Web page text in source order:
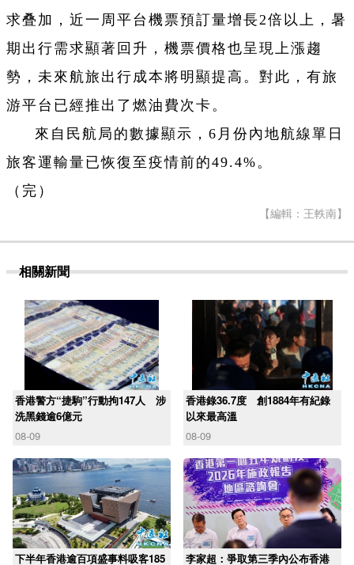
求叠加，近一周平台機票預訂量增長2倍以上，暑
期出行需求顯著回升， 機票價格也呈現上漲趨
勢， 未來航旅出行成本將明顯提高。對此，有旅
游平台已經推出了燃油費次卡。
來自民航局的數據顯示，6月份內地航線單日
旅客運輸量已恢復至疫情前的49.4%。
（完）
【編輯：王軼南】
相關新聞
香港警方“捷駒”行動拘147人 涉
洗黑錢逾6億元
08-09
香港錄36.7度 創1884年有紀錄
以來最高溫
08-09
下半年香港逾百項盛事料吸客185 李家超：爭取第三季內公布香港